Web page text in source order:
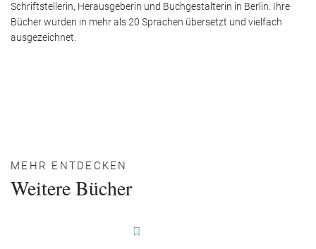
Schriftstellerin, Herausgeberin und Buchgestalterin in Berlin. Ihre
Bücher wurden in mehr als 20 Sprachen übersetzt und vielfach
ausgezeichnet.
MEHR ENTDECKEN
Weitere Bücher